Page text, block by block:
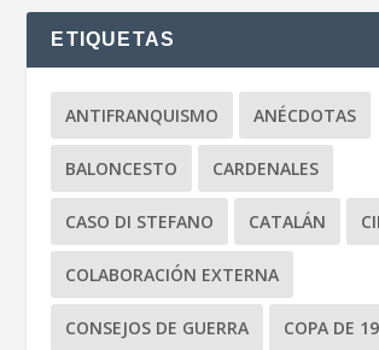
ETIQUETAS
ANTIFRANQUISMO ANÉCDOTAS
BALONCESTO CARDENALES
CASO DI STEFANO CATALÁN
COLABORACIÓN EXTERNA
CONSEJOS DE GUERRA COPA DE